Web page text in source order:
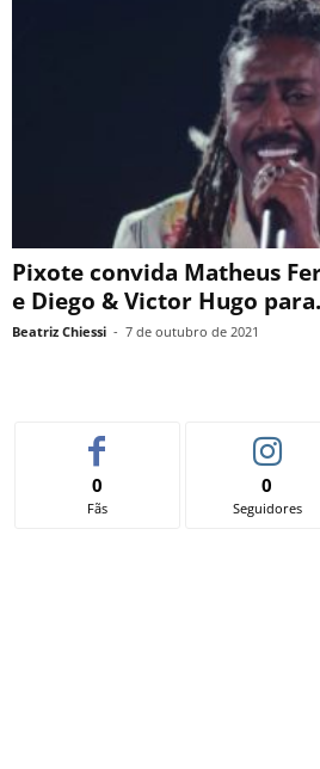
Pixote convida Matheus
e Diego & Victor Hugo
Beatriz Chiessi - 7 de outubro de 2021
0
Fãs
0
Seguidores